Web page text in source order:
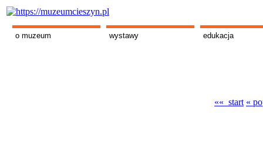
o muzeum wystawy edukacja
«« start «